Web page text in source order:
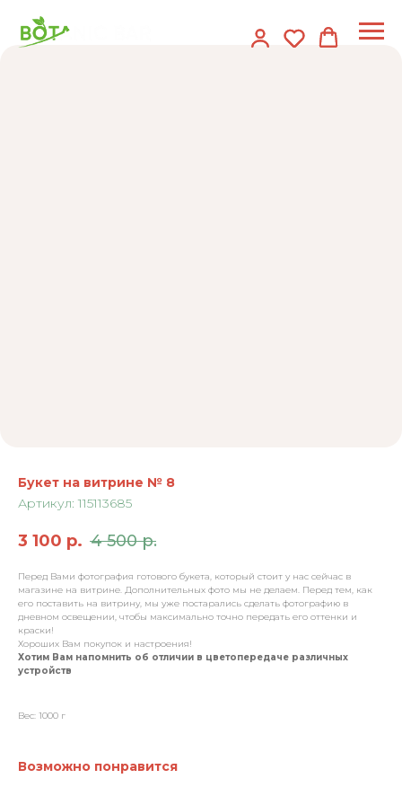
Букет на витрине № 8
Артикул:115113685
3 100 р. 4 500 р.
Перед Вами фотография готового букета, который стоит у нас сейчас в
магазине на витрине. Дополнительных фото мы не делаем. Перед тем, как
его поставить на витрину, мы уже постарались сделать фотографию в
дневном освещении, чтобы максимально точно передать его оттенки и
краски!
Хороших Вам покупок и настроения!
Хотим Вам напомнить об отличии в цветопередаче различных
устройств
Вес: 1000 г
Возможно понравится